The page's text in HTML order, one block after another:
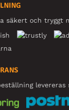
säkert och tryggt